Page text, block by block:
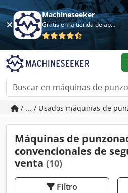
Machineseeker
Gratis en la tienda de aplicaciones
/ ... / Usados máquinas de
Máquinas de
convencionales de
venta (10)
Filtro